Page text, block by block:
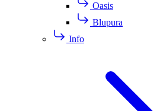
Oasis
Blupura
Info